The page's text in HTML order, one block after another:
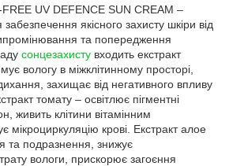
UV DEFENCE SUN CREAM –
якісного захисту шкіри від
та попередження
сонцезахисту входить екстракт
вологу в міжклітинному просторі,
захищає від негативного впливу
томату – освітлює пігментні
живить клітини вітамінним
мікроциркуляцію крові. Екстракт алое
та подразнення, знижує
вологи, прискорює загоєння